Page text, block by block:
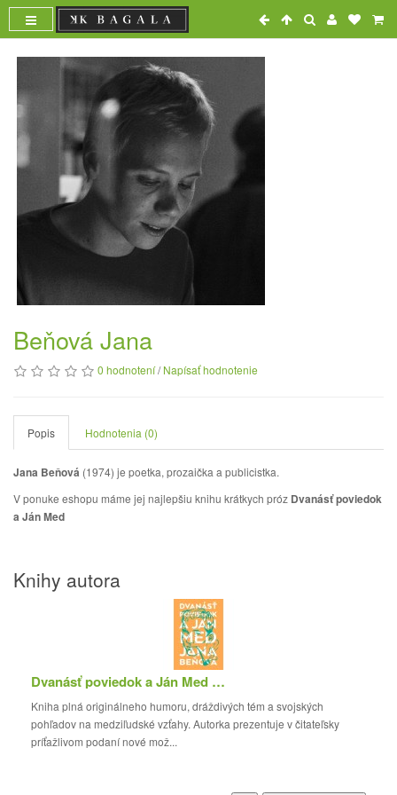
Beňová Jana
0 hodnotení/Napísať hodnotenie
Popis Hodnotenia (0)
Jana Beňová (1974) je poetka, prozaička a publicistka.
V ponuke eshopu máme jej najlepšiu knihu krátkych próz Dvanásť poviedok
a Ján Med
Knihy autora
Dvanásť poviedok a Ján Med (2003, vypredané)
Kniha plná originálneho humoru, dráždivých tém a svojských
pohľadov na medziľudské vzťahy. Autorka prezentuje v čitateľsky
príťažlivom podaní nové mož...